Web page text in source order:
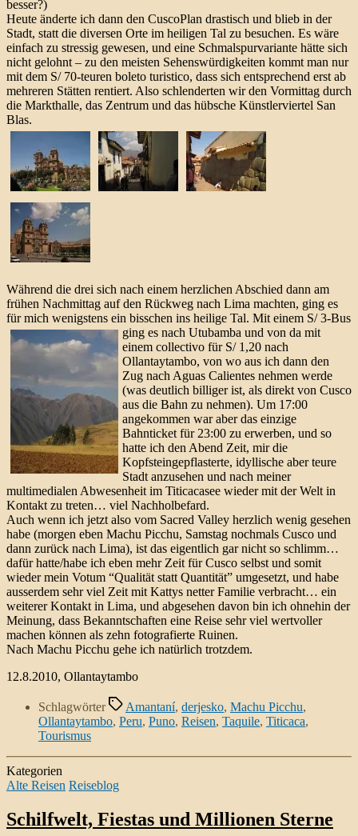
besser?)
Heute änderte ich dann den CuscoPlan drastisch und blieb in der
Stadt, statt die diversen Orte im heiligen Tal zu besuchen. Es wäre
einfach zu stressig gewesen, und eine Schmalspurvariante hätte sich
nicht gelohnt – zu den meisten Sehenswürdigkeiten kommt man nur
mit dem S/ 70-teuren boleto turistico, dass sich entsprechend erst ab
mehreren Stätten rentiert. Also schlenderten wir den Vormittag durch
die Markthalle, das Zentrum und das hübsche Künstlerviertel San
Blas.
Während die drei sich nach einem herzlichen Abschied dann am
frühen Nachmittag auf den Rückweg nach Lima machten, ging es
für mich wenigstens ein bisschen ins heilige Tal. Mit einem S/ 3-Bus
ging es nach Utubamba und von da mit
einem collectivo für S/ 1,20 nach
Ollantaytambo, von wo aus ich dann den
Zug nach Aguas Calientes nehmen werde
(was deutlich billiger ist, als direkt von Cusco
aus die Bahn zu nehmen). Um 17:00
angekommen war aber das einzige
Bahnticket für 23:00 zu erwerben, und so
hatte ich den Abend Zeit, mir die
Kopfsteingepflasterte, idyllische aber teure
Stadt anzusehen und nach meiner
multimedialen Abwesenheit im Titicacasee wieder mit der Welt in
Kontakt zu treten… viel Nachholbefard.
Auch wenn ich jetzt also vom Sacred Valley herzlich wenig gesehen
habe (morgen eben Machu Picchu, Samstag nochmals Cusco und
dann zurück nach Lima), ist das eigentlich gar nicht so schlimm…
dafür hatte/habe ich eben mehr Zeit für Cusco selbst und somit
wieder mein Votum “Qualität statt Quantität” umgesetzt, und habe
ausserdem sehr viel Zeit mit Kattys netter Familie verbracht… ein
weiterer Kontakt in Lima, und abgesehen davon bin ich ohnehin der
Meinung, dass Bekanntschaften eine Reise sehr viel wertvoller
machen können als zehn fotografierte Ruinen.
Nach Machu Picchu gehe ich natürlich trotzdem.
12.8.2010, Ollantaytambo
Schlagwörter Amantaní, derjesko, Machu Picchu,
Ollantaytambo, Peru, Puno, Reisen, Taquile, Titicaca,
Tourismus
Kategorien
Alte Reisen Reiseblog
Schilfwelt, Fiestas und Millionen Sterne